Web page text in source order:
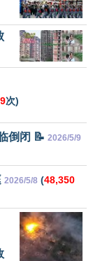
次)
倒闭 📝 2026/5/9
2026/5/8 (48,350